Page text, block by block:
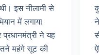
इस नीलामी से
में लगाया
ने यह
महंगे सूट की